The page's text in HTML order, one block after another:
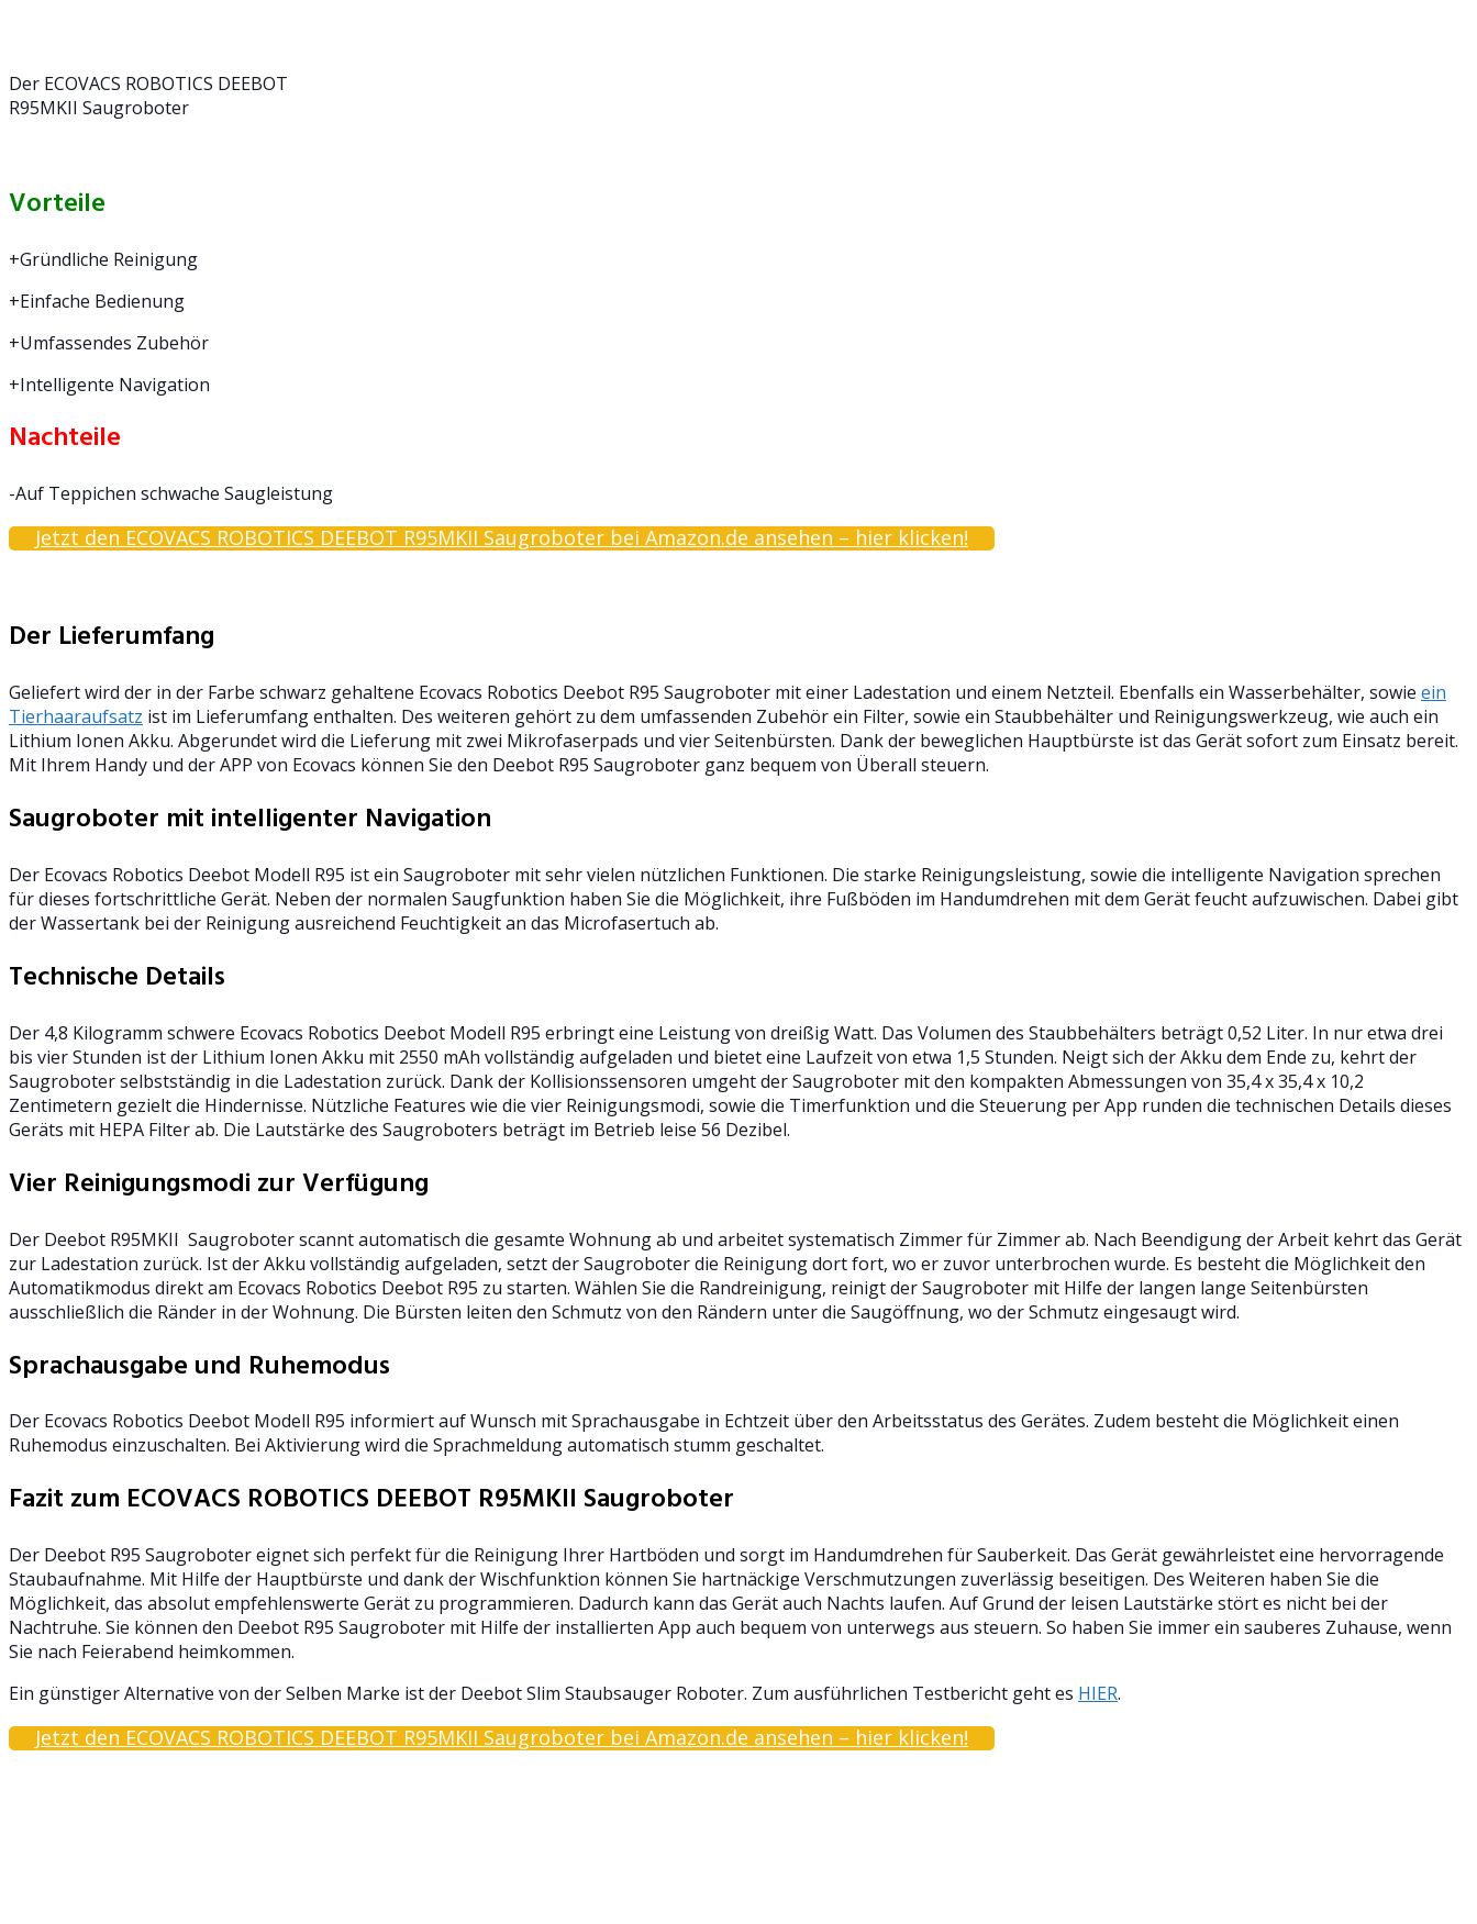
Der ECOVACS ROBOTICS DEEBOT
R95MKII Saugroboter
Vorteile
+Gründliche Reinigung
+Einfache Bedienung
+Umfassendes Zubehör
+Intelligente Navigation
Nachteile
-Auf Teppichen schwache Saugleistung
Jetzt den ECOVACS ROBOTICS DEEBOT R95MKII Saugroboter bei Amazon.de ansehen – hier klicken!
Der Lieferumfang
Geliefert wird der in der Farbe schwarz gehaltene Ecovacs Robotics Deebot R95 Saugroboter mit einer Ladestation und einem Netzteil. Ebenfalls ein Wasserbehälter, sowie ein
Tierhaaraufsatz ist im Lieferumfang enthalten. Des weiteren gehört zu dem umfassenden Zubehör ein Filter, sowie ein Staubbehälter und Reinigungswerkzeug, wie auch ein
Lithium Ionen Akku. Abgerundet wird die Lieferung mit zwei Mikrofaserpads und vier Seitenbürsten. Dank der beweglichen Hauptbürste ist das Gerät sofort zum Einsatz bereit.
Mit Ihrem Handy und der APP von Ecovacs können Sie den Deebot R95 Saugroboter ganz bequem von Überall steuern.
Saugroboter mit intelligenter Navigation
Der Ecovacs Robotics Deebot Modell R95 ist ein Saugroboter mit sehr vielen nützlichen Funktionen. Die starke Reinigungsleistung, sowie die intelligente Navigation sprechen
für dieses fortschrittliche Gerät. Neben der normalen Saugfunktion haben Sie die Möglichkeit, ihre Fußböden im Handumdrehen mit dem Gerät feucht aufzuwischen. Dabei gibt
der Wassertank bei der Reinigung ausreichend Feuchtigkeit an das Microfasertuch ab.
Technische Details
Der 4,8 Kilogramm schwere Ecovacs Robotics Deebot Modell R95 erbringt eine Leistung von dreißig Watt. Das Volumen des Staubbehälters beträgt 0,52 Liter. In nur etwa drei
bis vier Stunden ist der Lithium Ionen Akku mit 2550 mAh vollständig aufgeladen und bietet eine Laufzeit von etwa 1,5 Stunden. Neigt sich der Akku dem Ende zu, kehrt der
Saugroboter selbstständig in die Ladestation zurück. Dank der Kollisionssensoren umgeht der Saugroboter mit den kompakten Abmessungen von 35,4 x 35,4 x 10,2
Zentimetern gezielt die Hindernisse. Nützliche Features wie die vier Reinigungsmodi, sowie die Timerfunktion und die Steuerung per App runden die technischen Details dieses
Geräts mit HEPA Filter ab. Die Lautstärke des Saugroboters beträgt im Betrieb leise 56 Dezibel.
Vier Reinigungsmodi zur Verfügung
Der Deebot R95MKII Saugroboter scannt automatisch die gesamte Wohnung ab und arbeitet systematisch Zimmer für Zimmer ab. Nach Beendigung der Arbeit kehrt das Gerät
zur Ladestation zurück. Ist der Akku vollständig aufgeladen, setzt der Saugroboter die Reinigung dort fort, wo er zuvor unterbrochen wurde. Es besteht die Möglichkeit den
Automatikmodus direkt am Ecovacs Robotics Deebot R95 zu starten. Wählen Sie die Randreinigung, reinigt der Saugroboter mit Hilfe der langen lange Seitenbürsten
ausschließlich die Ränder in der Wohnung. Die Bürsten leiten den Schmutz von den Rändern unter die Saugöffnung, wo der Schmutz eingesaugt wird.
Sprachausgabe und Ruhemodus
Der Ecovacs Robotics Deebot Modell R95 informiert auf Wunsch mit Sprachausgabe in Echtzeit über den Arbeitsstatus des Gerätes. Zudem besteht die Möglichkeit einen
Ruhemodus einzuschalten. Bei Aktivierung wird die Sprachmeldung automatisch stumm geschaltet.
Fazit zum ECOVACS ROBOTICS DEEBOT R95MKII Saugroboter
Der Deebot R95 Saugroboter eignet sich perfekt für die Reinigung Ihrer Hartböden und sorgt im Handumdrehen für Sauberkeit. Das Gerät gewährleistet eine hervorragende
Staubaufnahme. Mit Hilfe der Hauptbürste und dank der Wischfunktion können Sie hartnäckige Verschmutzungen zuverlässig beseitigen. Des Weiteren haben Sie die
Möglichkeit, das absolut empfehlenswerte Gerät zu programmieren. Dadurch kann das Gerät auch Nachts laufen. Auf Grund der leisen Lautstärke stört es nicht bei der
Nachtruhe. Sie können den Deebot R95 Saugroboter mit Hilfe der installierten App auch bequem von unterwegs aus steuern. So haben Sie immer ein sauberes Zuhause, wenn
Sie nach Feierabend heimkommen.
Ein günstiger Alternative von der Selben Marke ist der Deebot Slim Staubsauger Roboter. Zum ausführlichen Testbericht geht es HIER.
Jetzt den ECOVACS ROBOTICS DEEBOT R95MKII Saugroboter bei Amazon.de ansehen – hier klicken!